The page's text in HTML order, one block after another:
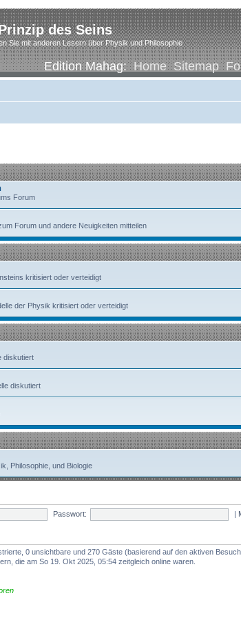
des Seins
Sie mit anderen Lesern über Physik und Philosophie
Edition Mahag:Home Sitemap
Forum
Forum und andere Neuigkeiten mitteilen
kritisiert oder verteidigt
der Physik kritisiert oder verteidigt
diskutiert
diskutiert
Philosophie, und Biologie
Passwort: |
0 unsichtbare und 270 Gäste (basierend auf den aktiven
die am So 19. Okt 2025, 05:54 zeitgleich online waren.